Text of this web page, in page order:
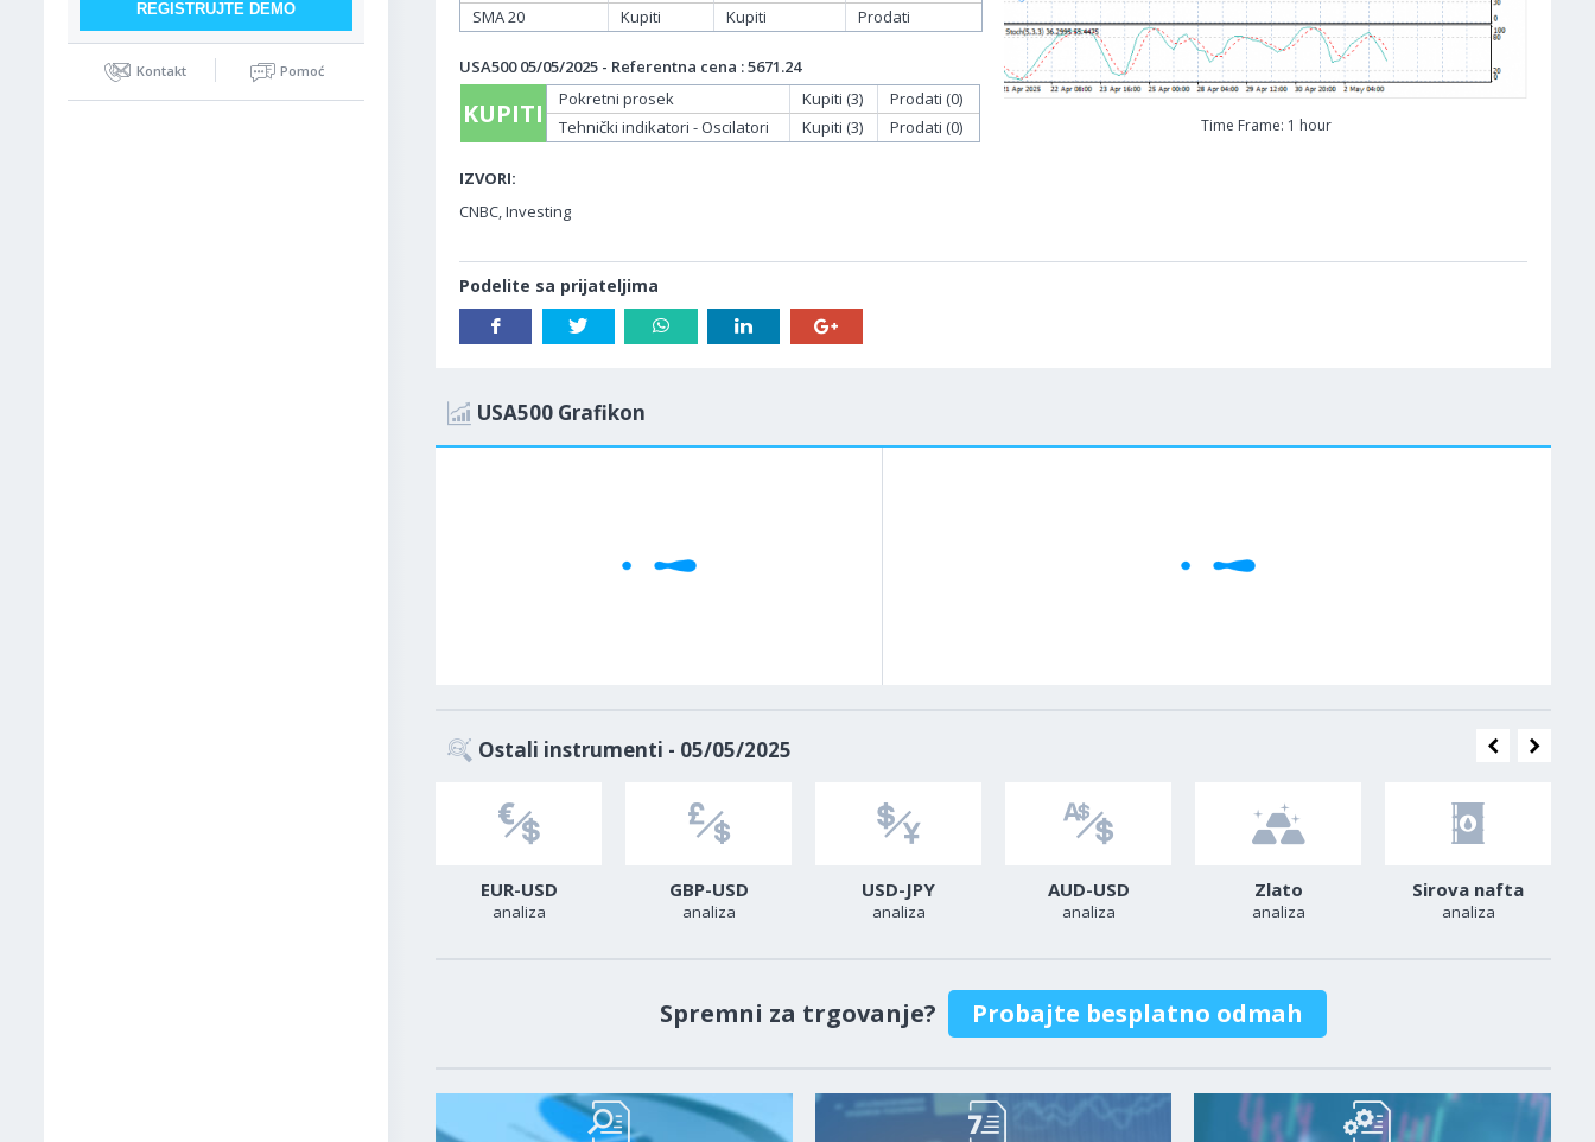
Kontakt Pomoć
Time Frame: 1 hour
SMA 20
Kupiti Kupiti Prodati
USA500 05/05/2025 - Referentna cena : 5671.24
KUPITI Pokretni prosek Kupiti (3)
Prodati (0)
Tehnički indikatori - Oscilatori
Kupiti (3) Prodati (0)
IZVORI:
CNBC, Investing
Podelite sa prijateljima
USA500 Grafikon
Ostali instrumenti - 05/05/2025
EUR-USD
analiza
GBP-USD
analiza
USD-JPY
analiza
AUD-USD
analiza
Zlato
analiza
Sirova nafta
analiza
Spremni za trgovanje? Probajte besplatno odmah